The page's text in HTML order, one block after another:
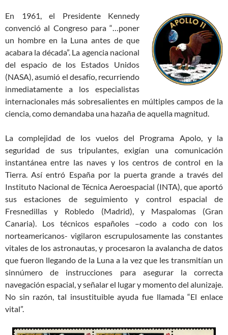
En 1961, el Presidente Kennedy
convenció al Congreso para “…poner
un hombre en la Luna antes de que
acabara la década”. La agencia nacional
del espacio de los Estados Unidos
(NASA), asumió el desafío, recurriendo
inmediatamente a los especialistas
internacionales más sobresalientes en múltiples campos de la
ciencia, como demandaba una hazaña de aquella magnitud.
La complejidad de los vuelos del Programa Apolo, y la
seguridad de sus tripulantes, exigían una comunicación
instantánea entre las naves y los centros de control en la
Tierra. Así entró España por la puerta grande a través del
Instituto Nacional de Técnica Aeroespacial (INTA), que aportó
sus estaciones de seguimiento y control espacial de
Fresnedillas y Robledo (Madrid), y Maspalomas (Gran
Canaria). Los técnicos españoles –codo a codo con los
norteamericanos- vigilaron escrupulosamente las constantes
vitales de los astronautas, y procesaron la avalancha de datos
que fueron llegando de la Luna a la vez que les transmitían un
sinnúmero de instrucciones para asegurar la correcta
navegación espacial, y señalar el lugar y momento del alunizaje.
No sin razón, tal insustituible ayuda fue llamada “El enlace
vital”.